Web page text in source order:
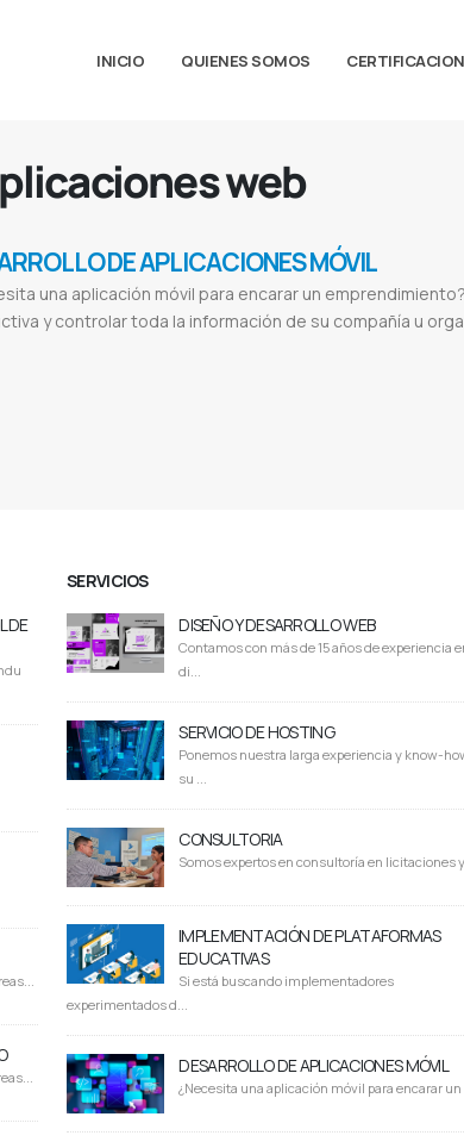
INICIO QUIENES SOMOS
web
DE APLICACIONES MÓVIL
una aplicación móvil para encarar un
y controlar toda la información de su compañía u
DE
SERVICIOS
DISEÑO Y DESARROLLO WEB
Contamos con más de 15 años de experiencia
di...
SERVICIO DE HOSTING
Ponemos nuestra larga experiencia y know-
su ...
CONSULTORIA
Somos expertos en consultoría en licitaciones
IMPLEMENTACIÓN DE PLATAFORMAS
EDUCATIVAS
Si está buscando implementadores
experimentados d...
DESARROLLO DE APLICACIONES MÓVIL
¿Necesita una aplicación móvil para encarar un